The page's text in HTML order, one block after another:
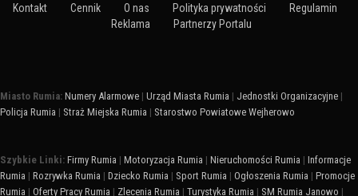
Kontakt Cennik O nas Polityka prywatności
Regulamin
Reklama
Partnerzy Portalu
Miasto Rumia: Numery Alarmowe | Urząd Miasta Rumia | Jednostki Organizacyjne |
Policja Rumia | Straż Miejska Rumia | Starostwo Powiatowe Wejherowo
Szybkie Linki: Firmy Rumia | Motoryzacja Rumia | Nieruchomości Rumia | Informacje
Rumia | Rozrywka Rumia | Dziecko Rumia | Sport Rumia | Ogłoszenia Rumia | Promocje
Rumia | Oferty Pracy Rumia | Zlecenia Rumia | Turystyka Rumia | SM Rumia Janowo |